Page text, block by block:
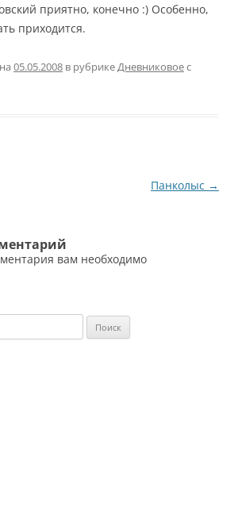
приятно, конечно :) Особенно,
приходится.
05.05.2008 в рубрикеДневниковоес
Панколыс →
вам необходимо